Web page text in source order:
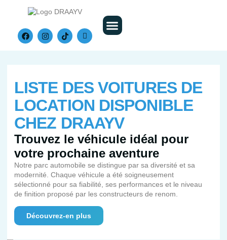
LISTE DES VOITURES DE
LOCATION DISPONIBLE
CHEZ DRAAYV
Trouvez le véhicule idéal pour
votre prochaine aventure
Notre parc automobile se distingue par sa diversité et sa
modernité. Chaque véhicule a été soigneusement
sélectionné pour sa fiabilité, ses performances et le niveau
de finition proposé par les constructeurs de renom.
Découvrez-en plus